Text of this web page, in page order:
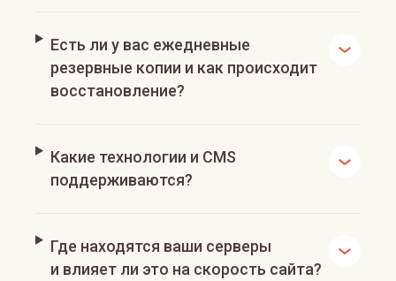
Есть ли у вас ежедневные
резервные копии и как происходит
восстановление?
Какие технологии и CMS
поддерживаются?
Где находятся ваши серверы
и влияет ли это на скорость сайта?